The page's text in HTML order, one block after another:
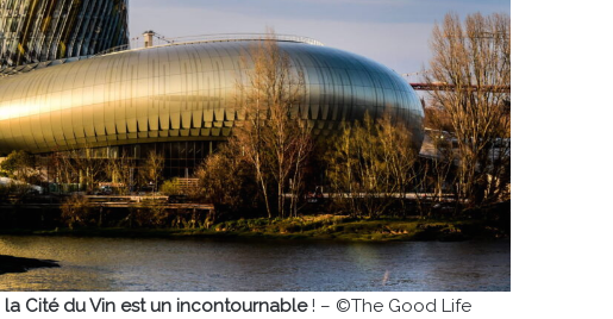
la Cité du Vin est un incontournable! – ©The Good Life